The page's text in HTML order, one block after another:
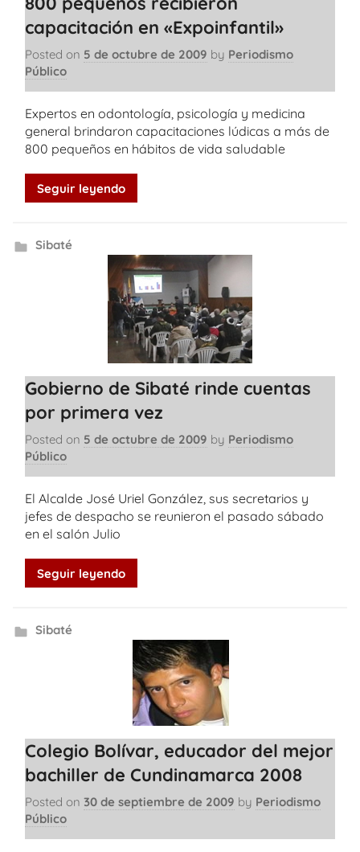
capacitación en «Expoinfantil»
Posted on 5 de octubre de 2009 by Periodismo
Público
Expertos en odontología, psicología y medicina
general brindaron capacitaciones lúdicas a más de
800 pequeños en hábitos de vida saludable
Seguir leyendo
Sibaté
Gobierno de Sibaté rinde cuentas
por primera vez
Posted on 5 de octubre de 2009 by Periodismo
Público
El Alcalde José Uriel González, sus secretarios y
jefes de despacho se reunieron el pasado sábado
en el salón Julio
Seguir leyendo
Sibaté
Colegio Bolívar, educador del mejor
bachiller de Cundinamarca 2008
Posted on 30 de septiembre de 2009 by Periodismo
Público